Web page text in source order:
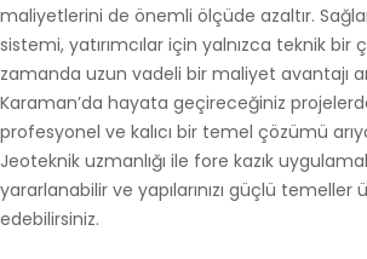
maliyetlerini de önemli ölçüde azaltır.
sistemi, yatırımcılar için yalnızca teknik bir
zamanda uzun vadeli bir maliyet avantajı
Karaman’da hayata geçireceğiniz
profesyonel ve kalıcı bir temel çözümü
Jeoteknik uzmanlığı ile fore kazık
yararlanabilir ve yapılarınızı güçlü temeller
edebilirsiniz.